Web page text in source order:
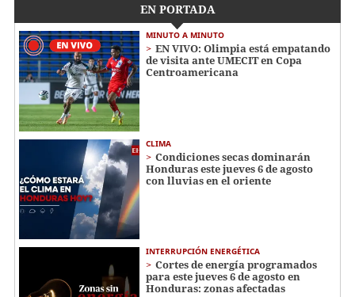
EN PORTADA
MINUTO A MINUTO
EN VIVO: Olimpia está empatando
de visita ante UMECIT en Copa
Centroamericana
CLIMA
Condiciones secas dominarán
Honduras este jueves 6 de agosto
con lluvias en el oriente
INTERRUPCIÓN ENERGÉTICA
Cortes de energía programados
para este jueves 6 de agosto en
Honduras: zonas afectadas